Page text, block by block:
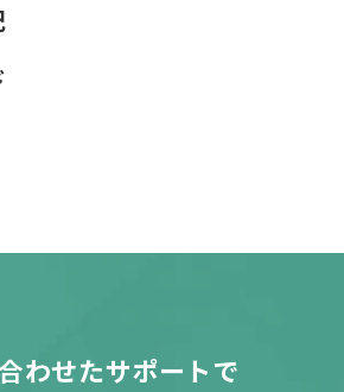
わせたサポートで